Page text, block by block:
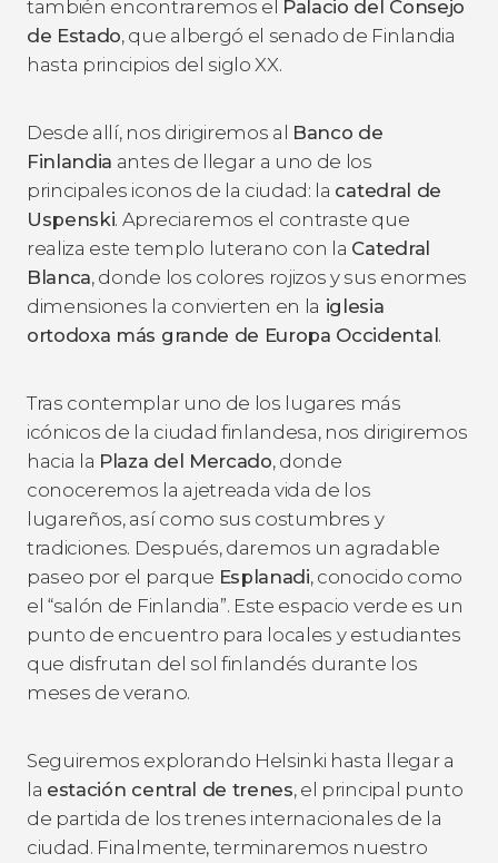
también encontraremos el Palacio del Consejo
de Estado, que albergó el senado de Finlandia
hasta principios del siglo XX.
Desde allí, nos dirigiremos al Banco de
Finlandia antes de llegar a uno de los
principales iconos de la ciudad: la catedral de
Uspenski. Apreciaremos el contraste que
realiza este templo luterano con la Catedral
Blanca, donde los colores rojizos y sus enormes
dimensiones la convierten en la iglesia
ortodoxa más grande de Europa Occidental.
Tras contemplar uno de los lugares más
icónicos de la ciudad finlandesa, nos dirigiremos
hacia la Plaza del Mercado, donde
conoceremos la ajetreada vida de los
lugareños, así como sus costumbres y
tradiciones. Después, daremos un agradable
paseo por el parque Esplanadi, conocido como
el “salón de Finlandia”. Este espacio verde es un
punto de encuentro para locales y estudiantes
que disfrutan del sol finlandés durante los
meses de verano.
Seguiremos explorando Helsinki hasta llegar a
la estación central de trenes, el principal punto
de partida de los trenes internacionales de la
ciudad. Finalmente, terminaremos nuestro